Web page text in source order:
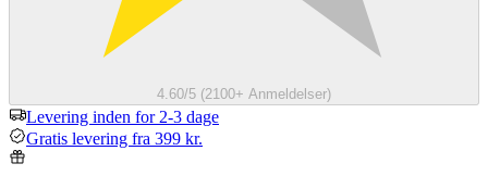
4.60/5 (2100+ Anmeldelser)
Levering inden for 2-3 dage
Gratis levering fra 399 kr.